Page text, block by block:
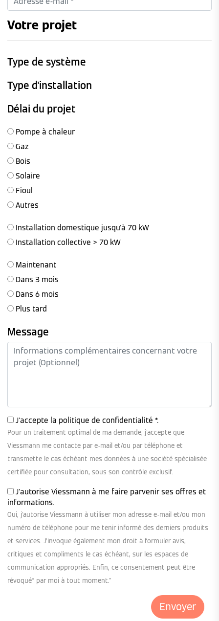
Votre projet
Type de système
Type d'installation
Délai du projet
Pompe à chaleur
Gaz
Bois
Solaire
Fioul
Autres
Installation domestique jusqu'à 70 kW
Installation collective > 70 kW
Maintenant
Dans 3 mois
Dans 6 mois
Plus tard
Message
J'accepte la politique de confidentialité *.
Pour un traitement optimal de ma demande, j'accepte que
Viessmann me contacte par e-mail et/ou par téléphone et
transmette le cas échéant mes données à une société spécialisée
certifiée pour consultation, sous son contrôle exclusif.
J'autorise Viessmann à me faire parvenir ses offres et
informations.
Oui, j'autorise Viessmann à utiliser mon adresse e-mail et/ou mon
numéro de téléphone pour me tenir informé des derniers produits
et services. J’invoque également mon droit à formuler avis,
critiques et compliments le cas échéant, sur les espaces de
communication appropriés. Enfin, ce consentement peut être
révoqué* par moi à tout moment."